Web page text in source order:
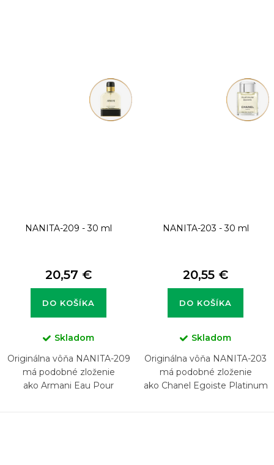
NANITA-209 - 30 ml
20,57 €
DO KOŠÍKA
Skladom
Originálna vôňa NANITA-209
má podobné zloženie
ako Armani Eau Pour
NANITA-203 - 30 ml
20,55 €
DO KOŠÍKA
Skladom
Originálna vôňa NANITA-203
má podobné zloženie
ako Chanel Egoiste Platinum